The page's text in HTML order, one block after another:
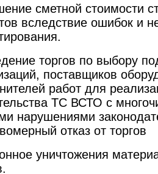
сметной стоимости
вследствие ошибок и
торгов по выбору
поставщиков
работ для
ТС ВСТО с
нарушениями
отказ от торгов
уничтожения